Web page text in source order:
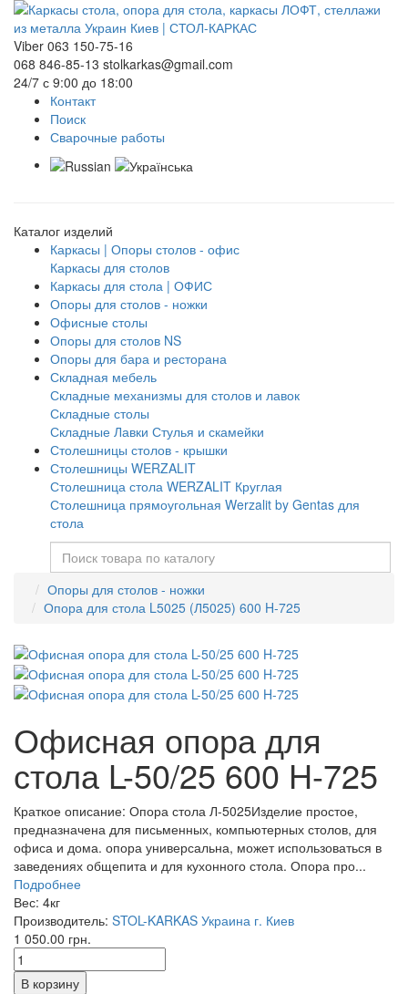
Viber 063 150-75-16
068 846-85-13 stolkarkas@gmail.com
24/7 с 9:00 до 18:00
Контакт
Поиск
Сварочные работы
Каталог изделий
Каркасы | Опоры столов - офис
Каркасы для столов
Каркасы для стола | ОФИС
Опоры для столов - ножки
Офисные столы
Опоры для столов NS
Опоры для бара и ресторана
Складная мебель
Складные механизмы для столов и лавок
Складные столы
Складные Лавки Стулья и скамейки
Столешницы столов - крышки
Столешницы WERZALIT
Столешница стола WERZALIT Круглая
Столешница прямоугольная Werzalit by Gentas для
стола
Опоры для столов - ножки
Опора для стола L5025 (Л5025) 600 H-725
Офисная опора для
стола L-50/25 600 H-725
Краткое описание: Опора стола Л-5025Изделие простое,
предназначена для письменных, компьютерных столов, для
офиса и дома. опора универсальна, может использоваться в
заведениях общепита и для кухонного стола. Опора про...
Подробнее
Вес: 4кг
Производитель: STOL-KARKAS Украина г. Киев
1 050.00 грн.